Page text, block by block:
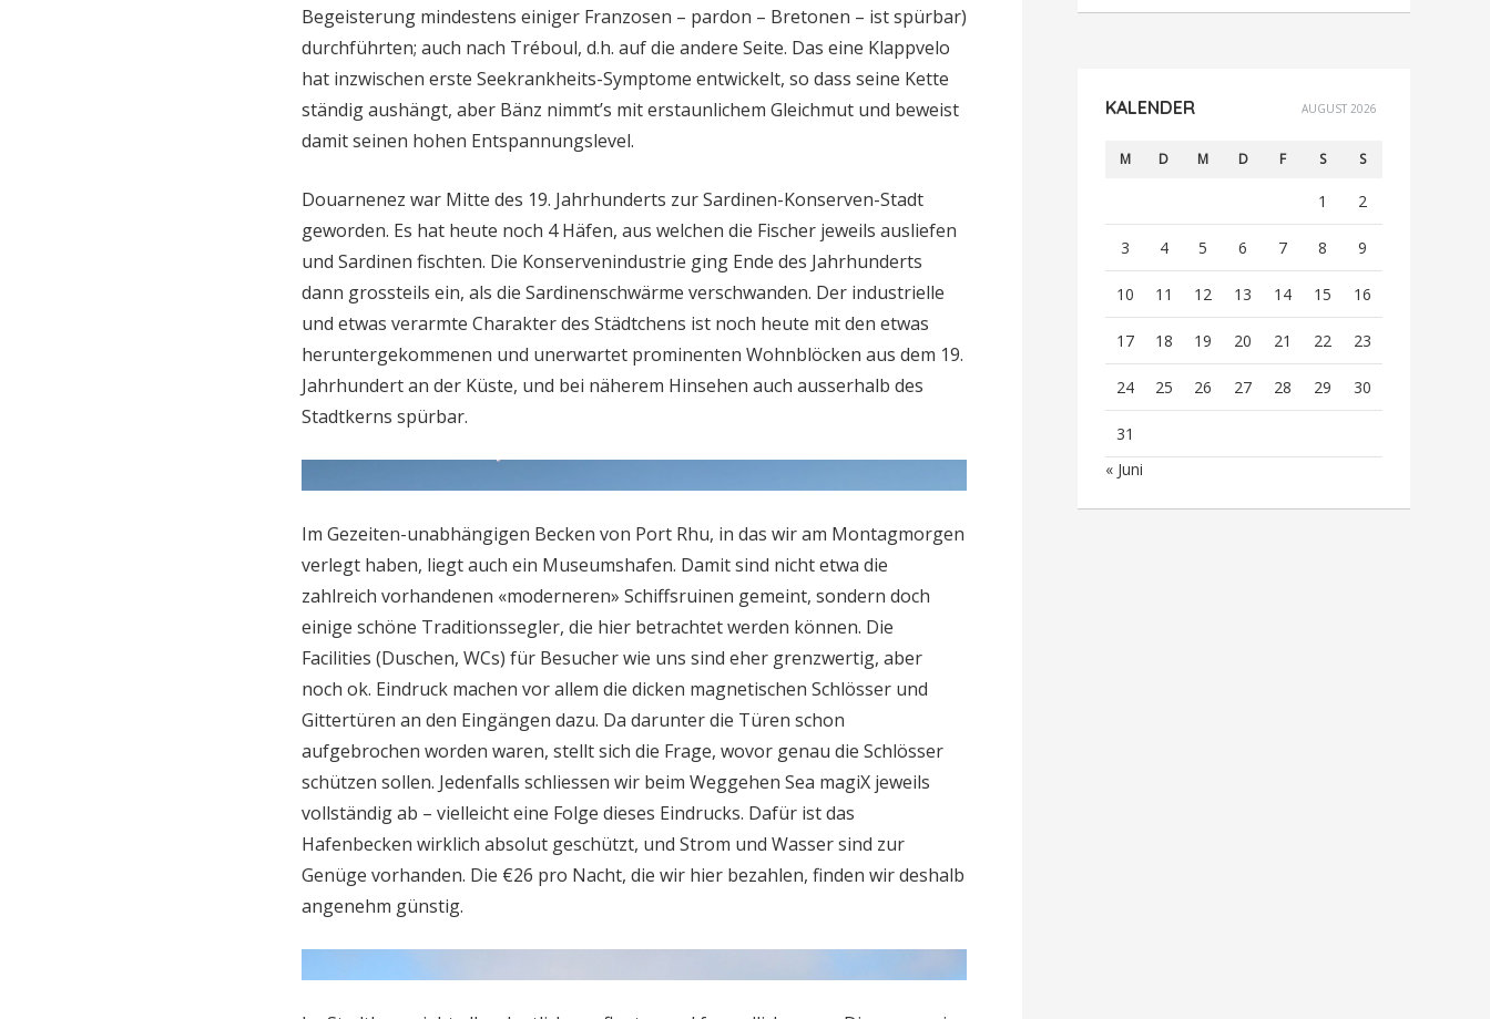
Begeisterung mindestens einiger Franzosen – pardon – Bretonen – ist spürbar)
durchführten; auch nach Tréboul, d.h. auf die andere Seite. Das eine Klappvelo
hat inzwischen erste Seekrankheits-Symptome entwickelt, so dass seine Kette
ständig aushängt, aber Bänz nimmt’s mit erstaunlichem Gleichmut und beweist
damit seinen hohen Entspannungslevel.
Douarnenez war Mitte des 19. Jahrhunderts zur Sardinen-Konserven-Stadt
geworden. Es hat heute noch 4 Häfen, aus welchen die Fischer jeweils ausliefen
und Sardinen fischten. Die Konservenindustrie ging Ende des Jahrhunderts
dann grossteils ein, als die Sardinenschwärme verschwanden. Der industrielle
und etwas verarmte Charakter des Städtchens ist noch heute mit den etwas
heruntergekommenen und unerwartet prominenten Wohnblöcken aus dem 19.
Jahrhundert an der Küste, und bei näherem Hinsehen auch ausserhalb des
Stadtkerns spürbar.
Im Gezeiten-unabhängigen Becken von Port Rhu, in das wir am Montagmorgen
verlegt haben, liegt auch ein Museumshafen. Damit sind nicht etwa die
zahlreich vorhandenen «moderneren» Schiffsruinen gemeint, sondern doch
einige schöne Traditionssegler, die hier betrachtet werden können. Die
Facilities (Duschen, WCs) für Besucher wie uns sind eher grenzwertig, aber
noch ok. Eindruck machen vor allem die dicken magnetischen Schlösser und
Gittertüren an den Eingängen dazu. Da darunter die Türen schon
aufgebrochen worden waren, stellt sich die Frage, wovor genau die Schlösser
schützen sollen. Jedenfalls schliessen wir beim Weggehen Sea magiX jeweils
vollständig ab – vielleicht eine Folge dieses Eindrucks. Dafür ist das
Hafenbecken wirklich absolut geschützt, und Strom und Wasser sind zur
Genüge vorhanden. Die €26 pro Nacht, die wir hier bezahlen, finden wir deshalb
angenehm günstig.
KALENDER AUGUST 2026
M D M D F S S
1 2
3 4 5 6 7 8 9
10 11 12 13 14 15 16
17 18 19 20 21 22 23
24 25 26 27 28 29 30
31
« Juni